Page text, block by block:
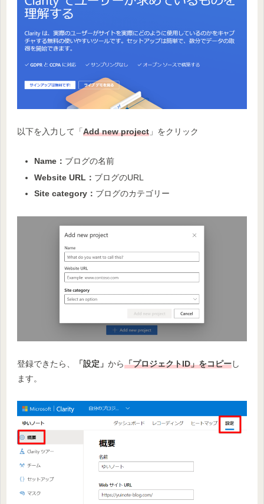
以下を入力して「Add new project 」をクリック
Name： ブログの名前
Website URL： ブログのURL
Site category： ブログのカテゴリー
登録できたら、 「設定」 から「プロジェクトID」をコピーし
ます。